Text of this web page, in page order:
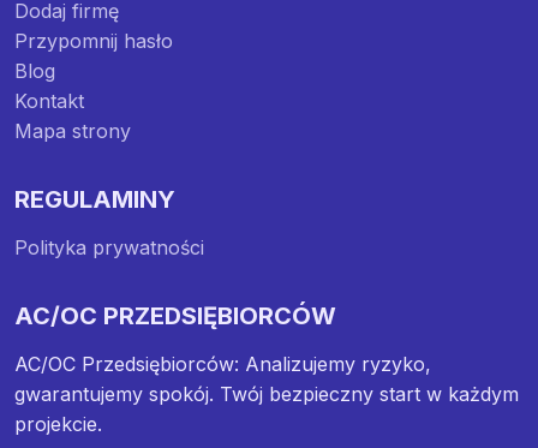
Dodaj firmę
Przypomnij hasło
Blog
Kontakt
Mapa strony
REGULAMINY
Polityka prywatności
AC/OC PRZEDSIĘBIORCÓW
AC/OC Przedsiębiorców: Analizujemy ryzyko,
gwarantujemy spokój. Twój bezpieczny start w każdym
projekcie.